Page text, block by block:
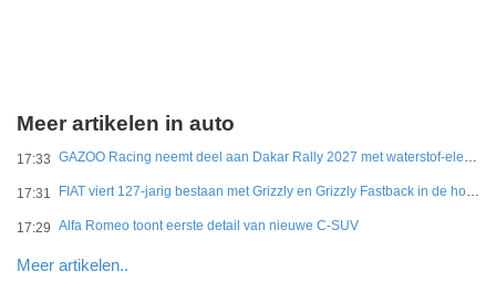
Meer artikelen in auto
17:33 GAZOO Racing neemt deel aan Dakar Rally 2027 met waterstof-elektrisch prototype van DKR GR Hilux
17:31 FIAT viert 127-jarig bestaan met Grizzly en Grizzly Fastback in de hoofdrol
17:29 Alfa Romeo toont eerste detail van nieuwe C-SUV
Meer artikelen..